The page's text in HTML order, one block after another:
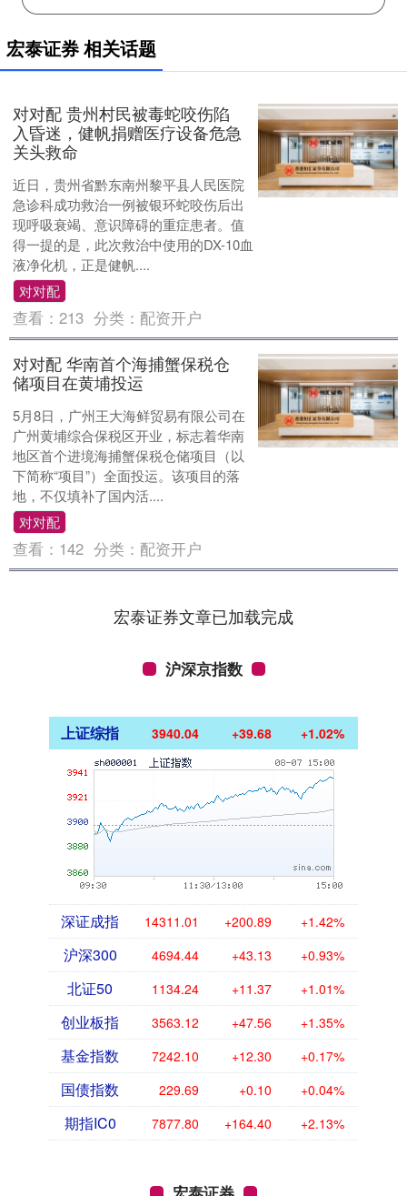
宏泰证券 相关话题
对对配 贵州村民被毒蛇咬伤陷
入昏迷，健帆捐赠医疗设备危急
关头救命
近日，贵州省黔东南州黎平县人民医院
急诊科成功救治一例被银环蛇咬伤后出
现呼吸衰竭、意识障碍的重症患者。值
得一提的是，此次救治中使用的DX-10血
液净化机，正是健帆....
对对配
查看：213 分类： 配资开户
对对配 华南首个海捕蟹保税仓
储项目在黄埔投运
5月8日，广州王大海鲜贸易有限公司在
广州黄埔综合保税区开业，标志着华南
地区首个进境海捕蟹保税仓储项目（以
下简称“项目”）全面投运。该项目的落
地，不仅填补了国内活....
对对配
查看： 142 分类： 配资开户
宏泰证券文章已加载完成
沪深京指数
上证综指 3940.04 +39.68 +1.02%
深证成指 14311.01 +200.89 +1.42%
沪深300 4694.44 +43.13 +0.93%
北证50 1134.24 +11.37 +1.01%
创业板指 3563.12 +47.56 +1.35%
基金指数 7242.10 +12.30 +0.17%
国债指数 229.69 +0.10 +0.04%
期指IC0 7877.80 +164.40 +2.13%